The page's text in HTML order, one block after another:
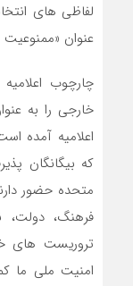
لفاظی ‌های
عنوان
چارچوب
خارجی را به
اعلامیه آمده
که بیگانگان
متحده حضور
فرهنگ، دولت،
تروریست‌ های
امنیت ملی ما